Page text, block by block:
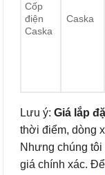
Cốp
điện
Caska
Caska
Lưu ý: Giá lắp
thời điểm, dòng
Nhưng chúng
giá chính xác.